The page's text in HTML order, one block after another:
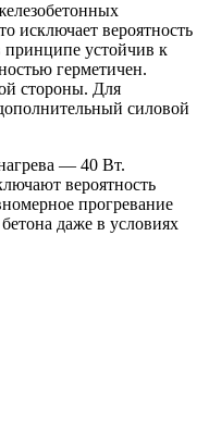
исключает вероятность
принципе устойчив к
герметичен.
стороны. Для
силовой
— 40 Вт.
вероятность
прогревание
даже в условиях